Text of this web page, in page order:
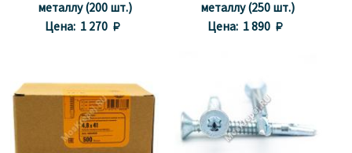
металлу (200 шт.)
Цена: 1 270 
металлу (250 шт.)
Цена: 1 890 